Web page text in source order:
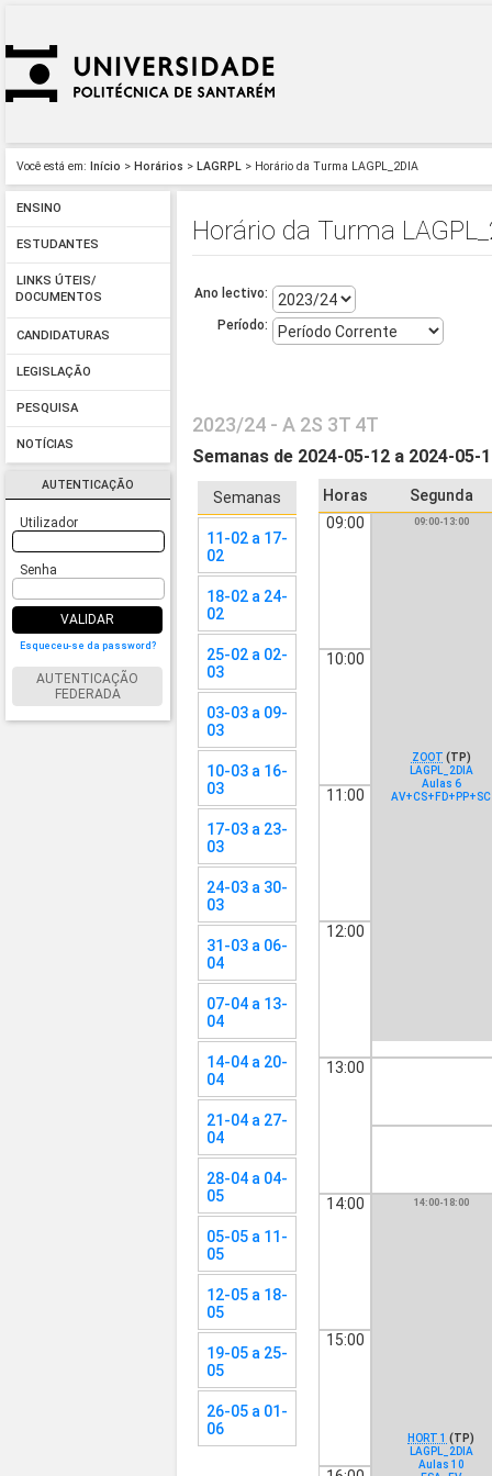
Você está em: Início > Horários > LAGRPL > Horário da Turma LAGPL_2DIA
ENSINO
ESTUDANTES
LINKS ÚTEIS/
DOCUMENTOS
CANDIDATURAS
LEGISLAÇÃO
PESQUISA
NOTÍCIAS
AUTENTICAÇÃO
Utilizador
Senha
VALIDAR
Esqueceu-se da password?
AUTENTICAÇÃO
FEDERADA
Horário da Turma
Ano lectivo:
Período:
2023/24 - A 2S 3T 4T
Semanas de 2024-05-12 a 2024-05-
Semanas
11-02 a 17-
02
18-02 a 24-
02
25-02 a 02-
03
03-03 a 09-
03
10-03 a 16-
03
17-03 a 23-
03
24-03 a 30-
03
31-03 a 06-
04
07-04 a 13-
04
14-04 a 20-
04
21-04 a 27-
04
28-04 a 04-
05
05-05 a 11-
05
12-05 a 18-
05
19-05 a 25-
05
26-05 a 01-
06
Horas
Segunda
09:00
09:00-13:00
ZOOT (TP)
LAGPL_2DIA
Aulas 6
AV+CS+FD+PP+SC
10:00
11:00
12:00
13:00
14:00 14:00-18:00
HORT 1 (TP)
LAGPL_2DIA
Aulas 10
15:00